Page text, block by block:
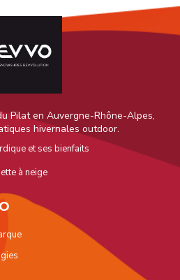
Pilat en Auvergne-Rhône-Alpes,
hivernales outdoor.
et ses bienfaits
à neige